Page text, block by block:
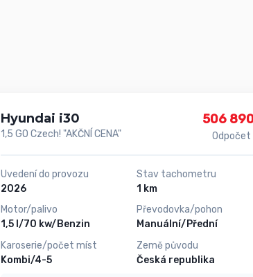
Hyundai i30
1,5 GO Czech! "AKČNÍ CENA"
506
Odpočet
Uvedení do provozu
2026
Motor/palivo
1,5 l/70 kw/Benzin
Karoserie/počet míst
Kombi/4-5
Stav tachometru
1 km
Převodovka/pohon
Manuální/Přední
Země původu
Česká republika